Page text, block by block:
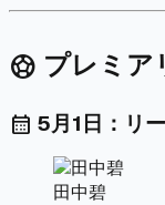
sports_soccer プレミア
calendar_month 5月1日：リ
田中碧